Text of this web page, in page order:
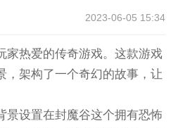
2023-06-05 15:34
家热爱的传奇游戏。这款游戏
，架构了一个奇幻的故事，让
景设置在封魔谷这个拥有恐怖